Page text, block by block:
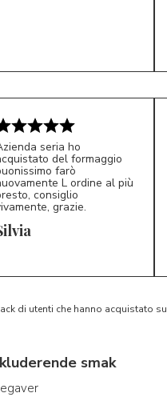
seria ho
del formaggio
farò
L ordine al più
consiglio
grazie.
di utenti che hanno acquistato
smak